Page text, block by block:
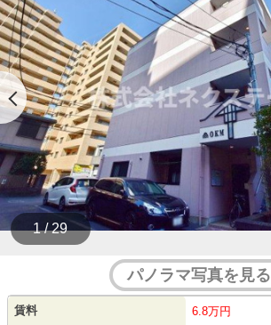
1 / 29
パノラマ写真を見る
賃料 6.8万円